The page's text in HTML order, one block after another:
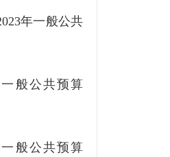
年一般公共
一般公共预算
一般公共预算